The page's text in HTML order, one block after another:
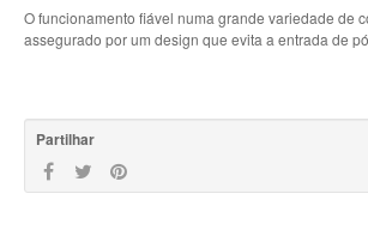
O funcionamento fiável numa grande variedade de
assegurado por um design que evita a entrada de
Partilhar